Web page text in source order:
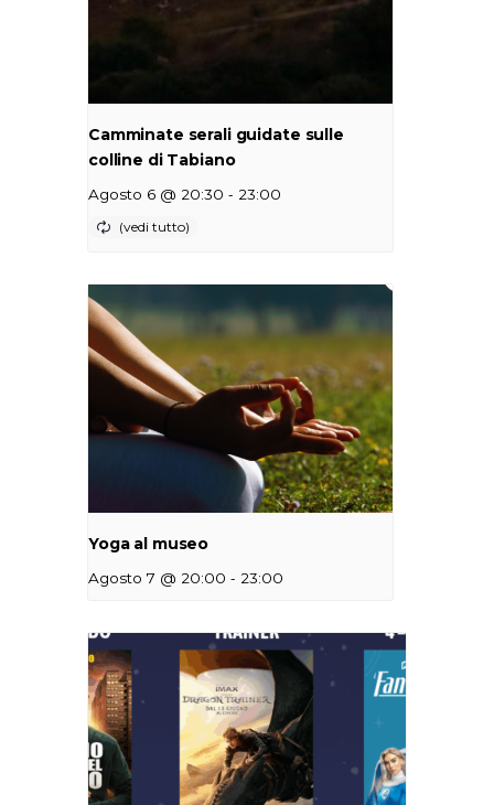
Camminate serali guidate sulle
colline di Tabiano
Agosto 6 @ 20:30 - 23:00
Yoga al museo
Agosto 7 @ 20:00 - 23:00